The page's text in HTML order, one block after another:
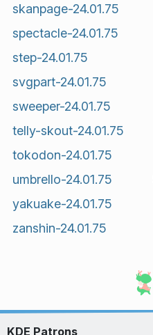
skanpage-24.01.75
spectacle-24.01.75
step-24.01.75
svgpart-24.01.75
sweeper-24.01.75
telly-skout-24.01.75
tokodon-24.01.75
umbrello-24.01.75
yakuake-24.01.75
zanshin-24.01.75
KDE Patrons